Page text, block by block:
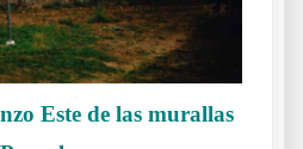
Este de las murallas